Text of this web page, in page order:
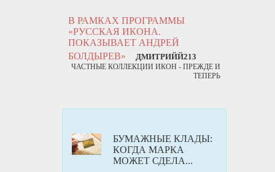
В РАМКАХ ПРОГРАММЫ
«РУССКАЯ ИКОНА.
ПОКАЗЫВАЕТ АНДРЕЙ
БОЛДЫРЕВ»
ДМИТРИЙЙ213
ЧАСТНЫЕ КОЛЛЕКЦИИ ИКОН - ПРЕЖДЕ И
ТЕПЕРЬ
БУМАЖНЫЕ КЛАДЫ:
КОГДА МАРКА
МОЖЕТ СДЕЛА...